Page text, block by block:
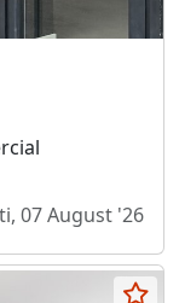
07 August '26